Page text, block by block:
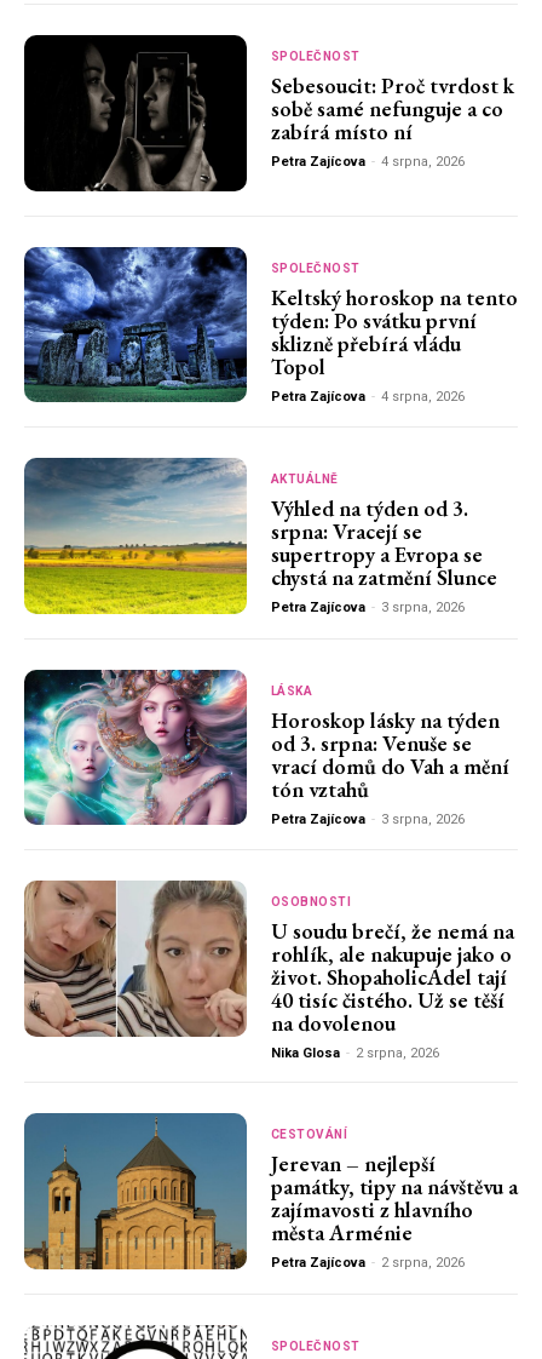
SPOLEČNOST
Sebesoucit: Proč tvrdost k
sobě samé nefunguje a co
zabírá místo ní
Petra Zajícova - 4 srpna, 2026
SPOLEČNOST
Keltský horoskop na tento
týden: Po svátku první
sklizně přebírá vládu
Topol
Petra Zajícova - 4 srpna, 2026
AKTUÁLNĚ
Výhled na týden od 3.
srpna: Vracejí se
supertropy a Evropa se
chystá na zatmění Slunce
Petra Zajícova - 3 srpna, 2026
LÁSKA
Horoskop lásky na týden
od 3. srpna: Venuše se
vrací domů do Vah a mění
tón vztahů
Petra Zajícova - 3 srpna, 2026
OSOBNOSTI
U soudu brečí, že nemá na
rohlík, ale nakupuje jako o
život. ShopaholicAdel tají
40 tisíc čistého. Už se těší
na dovolenou
Nika Glosa - 2 srpna, 2026
CESTOVÁNÍ
Jerevan – nejlepší
památky, tipy na návštěvu a
zajímavosti z hlavního
města Arménie
Petra Zajícova - 2 srpna, 2026
SPOLEČNOST